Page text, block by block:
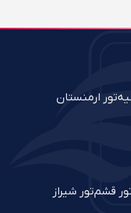
تور ارمنستان
قشمتور شیراز